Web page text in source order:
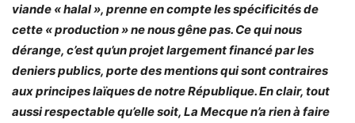
viande « halal », prenne en compte les spécificités de
cette « production » ne nous gêne pas. Ce qui nous
dérange, c’est qu’un projet largement financé par les
deniers publics, porte des mentions qui sont contraires
aux principes laïques de notre République. En clair, tout
aussi respectable qu’elle soit, La Mecque n’a rien à faire